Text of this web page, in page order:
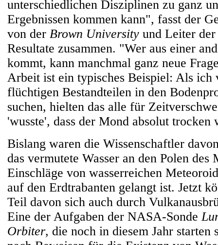
unterschiedlichen Disziplinen zu ganz
Ergebnissen kommen kann", fasst der
von der Brown University und Leiter
Resultate zusammen. "Wer aus einer
kommt, kann manchmal ganz neue
Arbeit ist ein typisches Beispiel: Als ich
flüchtigen Bestandteilen in den
suchen, hielten das alle für
'wusste', dass der Mond absolut trocken
Bislang waren die Wissenschaftler
das vermutete Wasser an den Polen des
Einschläge von wasserreichen
auf den Erdtrabanten gelangt ist. Jetzt
Teil davon sich auch durch
Eine der Aufgaben der NASA-Sonde
Orbiter, die noch in diesem Jahr starten